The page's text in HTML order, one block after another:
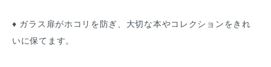
♦ ガラス扉がホコリを防ぎ、大切な本やコレクションをきれ
いに保てます。